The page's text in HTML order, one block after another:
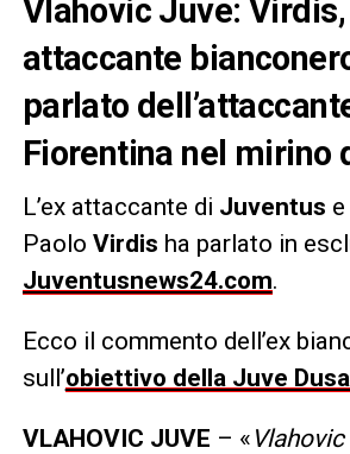
Vlahovic Juve:
attaccante
parlato
Fiorentina nel mirino
L’ex attaccante di Juventus e
Paolo Virdis ha parlato in
Juventusnews24.com.
Ecco il commento dell’ex
sull’obiettivo della Juve
VLAHOVIC JUVE – « Vlahovic